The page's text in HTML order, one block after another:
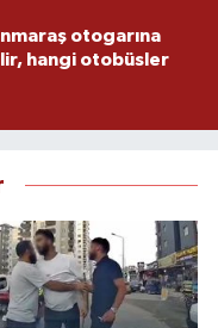
otogarına
hangi otobüsler